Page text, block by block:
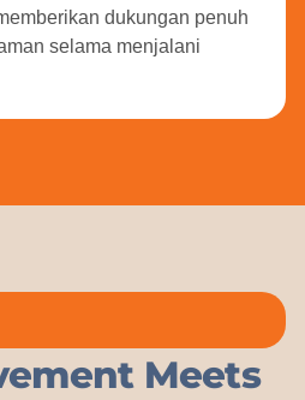
dukungan penuh
selama menjalani
Meets